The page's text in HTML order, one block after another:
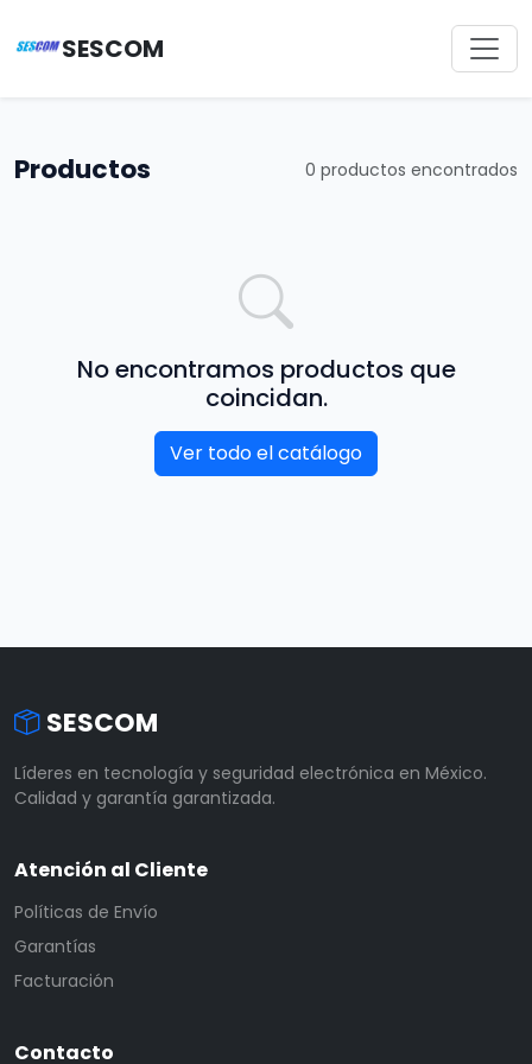
SESCOM
Productos 0 productos encontrados
No encontramos productos que
coincidan.
Ver todo el catálogo
SESCOM
Líderes en tecnología y seguridad electrónica en México.
Calidad y garantía garantizada.
Atención al Cliente
Políticas de Envío
Garantías
Facturación
Contacto